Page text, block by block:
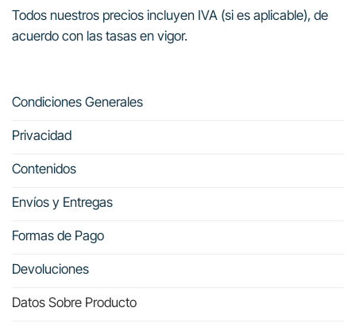
Condiciones Generales
Privacidad
Contenidos
Envíos y Entregas
Formas de Pago
Devoluciones
Datos Sobre Producto
Todos nuestros precios incluyen IVA (si es aplicable), de
acuerdo con las tasas en vigor.